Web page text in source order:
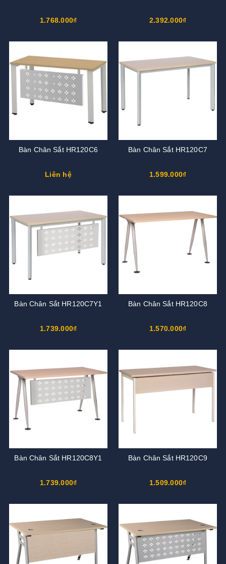
1.768.000₫ 2.392.000₫
Bàn Chân Sắt HR120C6
Liên hệ
Bàn Chân Sắt HR120C7
1.599.000₫
Bàn Chân Sắt HR120C7Y1
1.739.000₫
Bàn Chân Sắt HR120C8
1.570.000₫
Bàn Chân Sắt HR120C8Y1
1.739.000₫
Bàn Chân Sắt HR120C9
1.509.000₫